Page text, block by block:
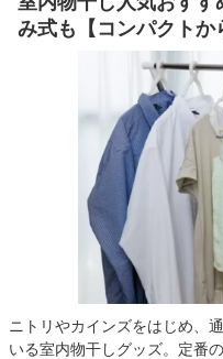
み式も【コンパクトか
ニトリやカインズをはじめ、
いる室内物干しグッズ。定番